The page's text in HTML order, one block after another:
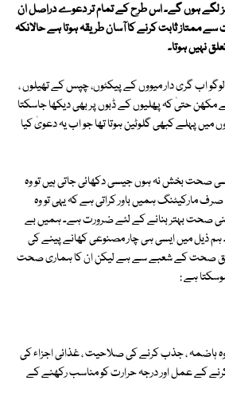
لگے ہوں گے۔ اس طرح کے تمام تر دعوے دراصل ان
ممتاز ثابت کرنے کا آسان طریقہ ہوتا ہے حالانکہ
نہیں ہوتا۔
اب گری دار میووں کے پیکٹوں، چپس کے تھیلوں ،
حتیٰ کہ پھلیوں کے ڈبوں پر بھی دیکھا جاسکتا
میں پہلے کبھی گلوٹین ہوتا تھا جو اب یہ دعویٰ کیا
صحت بخش نہ ہوں جیسی دکھائی جاتی ہیں تو وہ
مارکیٹنگ ہمیں باور کراتی ہے کہ یہی تو وہ
صحت بہتر بنانے کے لئے ضرورت ہے۔ ہمیں بے
ذیل میں ایسی ہی چار مصنوعی کھانے پینے کی
تعلق صحت کے شعبے سے ہے لیکن ان کا ہماری صحت
ہے :
ہاضمہ ، جذب کرنے کی صلاحیت ، غذائی اجزاء کی
کے عمل اور درجہ حرارت کو مناسب رکھنے کے